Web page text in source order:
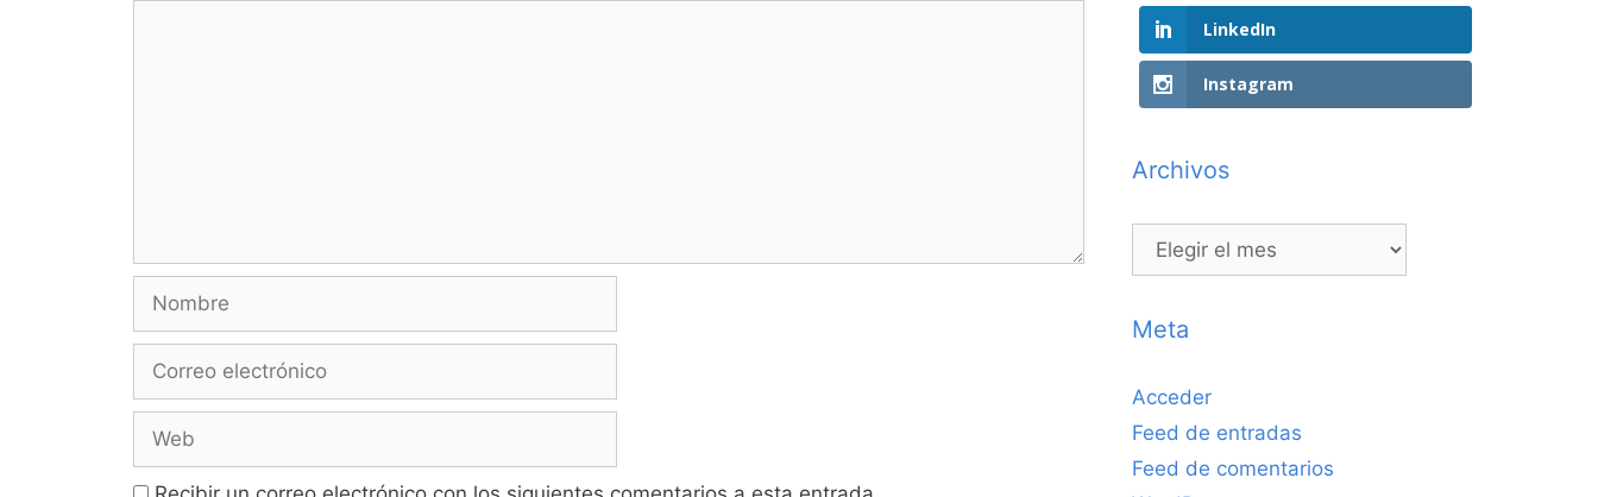
Nombre
Correo
Web
LinkedIn
Instagram
Archivos
Archivos
Meta
Acceder
Feed de entradas
Feed de comentarios